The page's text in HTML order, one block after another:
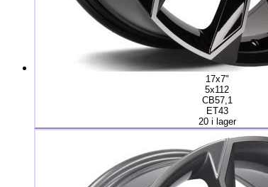
17x7"
5x112
CB57,1
ET43
20 i lager